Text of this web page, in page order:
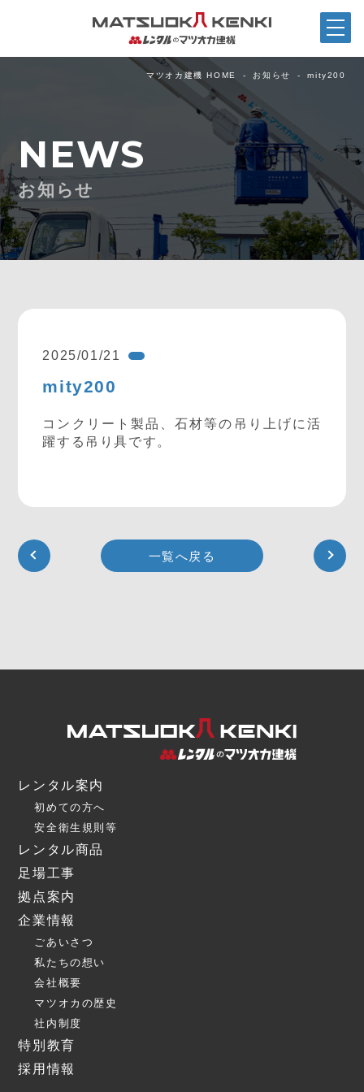
マツオカ建機 HOME お知らせ mity200
NEWS
お知らせ
2025/01/21
mity200
コンクリート製品、石材等の吊り上げに活
躍する吊り具です。
一覧へ戻る
レンタル案内
初めての方へ
安全衛生規則等
レンタル商品
足場工事
拠点案内
企業情報
ごあいさつ
私たちの想い
会社概要
マツオカの歴史
社内制度
特別教育
採用情報